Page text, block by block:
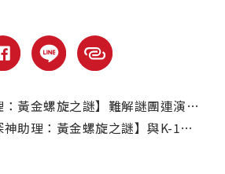
金螺旋之謎】難解謎團連演員也一頭霧水
：黃金螺旋之謎】與K-1踢拳冠軍對戰